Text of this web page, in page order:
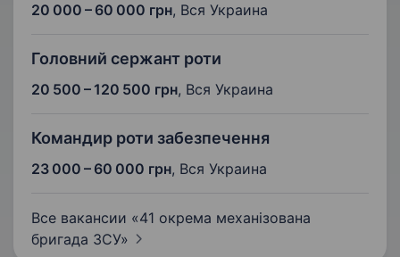
20 000 – 60 000 грн, Вся Украина
Головний сержант роти
20 500 – 120 500 грн, Вся Украина
Командир роти забезпечення
23 000 – 60 000 грн, Вся Украина
Все вакансии «41 окрема механізована
бригада ЗСУ»